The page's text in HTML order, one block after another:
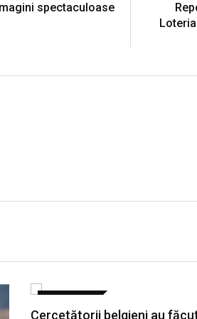
spectaculoase
Cercetătorii belgieni au